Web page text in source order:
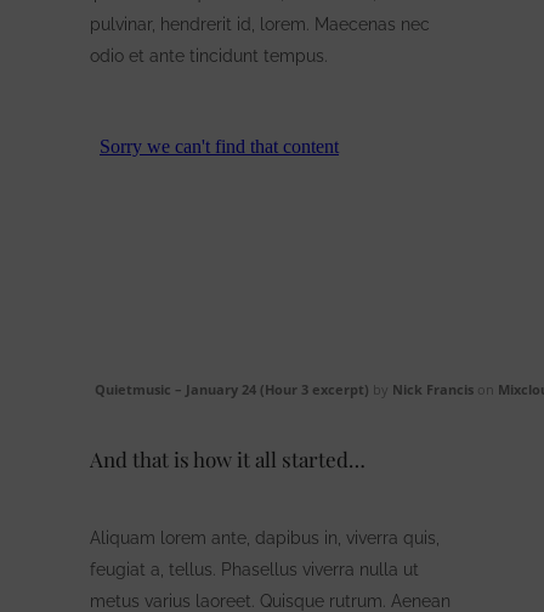
pulvinar, hendrerit id, lorem. Maecenas nec
odio et ante tincidunt tempus.
Quietmusic – January 24 (Hour 3 excerpt) by Nick Francis on
And that is how it all started…
Aliquam lorem ante, dapibus in, viverra quis,
feugiat a, tellus. Phasellus viverra nulla ut
metus varius laoreet. Quisque rutrum. Aenean